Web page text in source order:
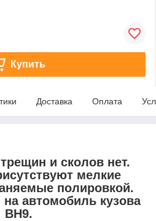
Купить
Доставка Оплата
и сколов нет.
мелкие
полировкой.
на автомобиль кузова
BH9.